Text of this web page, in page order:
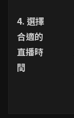
4. 選擇
合適的
直播時
間